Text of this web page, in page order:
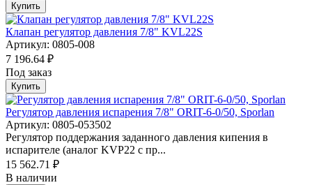
Купить
Клапан регулятор давления 7/8" KVL22S
Артикул: 0805-008
7 196.64 ₽
Под заказ
Купить
Регулятор давления испарения 7/8" ORIT-6-0/50, Sporlan
Артикул: 0805-053502
Регулятор поддержания заданного давления кипения в
испарителе (аналог KVР22 с пр...
15 562.71 ₽
В наличии